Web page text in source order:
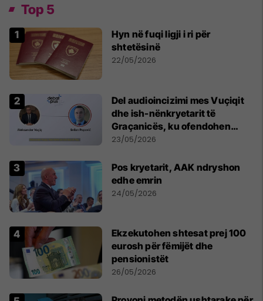
Top 5
Hyn në fuqi ligji i ri për
shtetësinë
22/05/2026
Del audioincizimi mes Vuçiqit
dhe ish-nënkryetarit të
Graçanicës, ku ofendohen
krerë të Kishës Ortodokse
23/05/2026
Pos kryetarit, AAK ndryshon
edhe emrin
24/05/2026
Ekzekutohen shtesat prej 100
eurosh për fëmijët dhe
pensionistët
26/05/2026